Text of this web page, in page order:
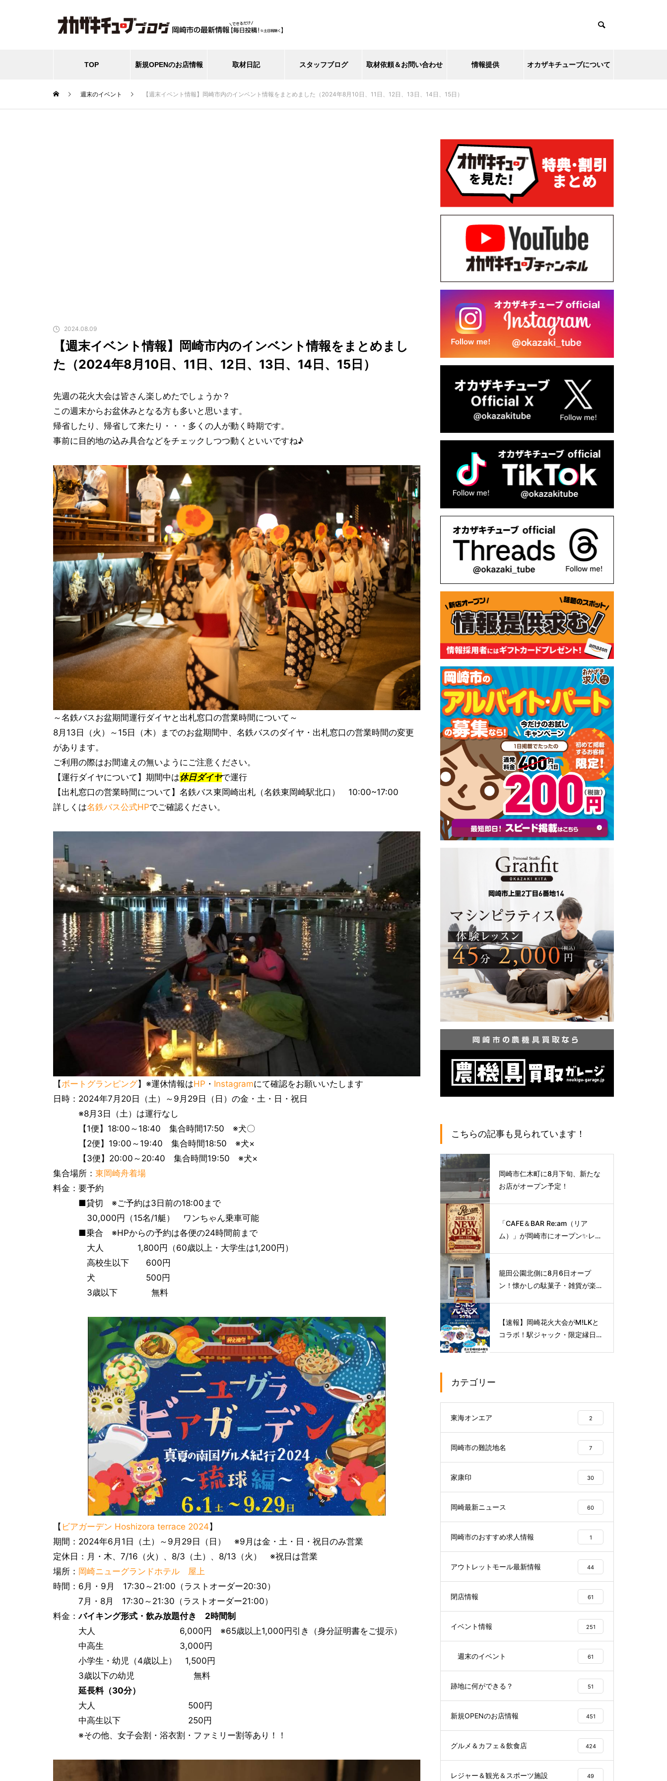
TOP 新規OPENのお店情報 取材日記 スタッフブログ 取材依頼＆お問い合わせ 情報提供 オカザキチューブについて
週末のイベント 【週末イベント情報】岡崎市内のインベント情報をまとめました（2024年8月10日、11日、12日、13日、14日、15日）
2024.08.09
【週末イベント情報】岡崎市内のインベント情報をまとめまし
た（2024年8月10日、11日、12日、13日、14日、15日）
先週の花火大会は皆さん楽しめたでしょうか？
この週末からお盆休みとなる方も多いと思います。
帰省したり、帰省して来たり・・・多くの人が動く時期です。
事前に目的地の込み具合などをチェックしつつ動くといいですね♪
～名鉄バスお盆期間運行ダイヤと出札窓口の営業時間について～
8月13日（火）～15日（木）までのお盆期間中、名鉄バスのダイヤ・出札窓口の営業時間の変更
があります。
ご利用の際はお間違えの無いようにご注意ください。
【運行ダイヤについて】期間中は休日ダイヤで運行
【出札窓口の営業時間について】名鉄バス東岡崎出札（名鉄東岡崎駅北口） 10:00~17:00
詳しくは名鉄バス公式HPでご確認ください。
【ボートグランピング】※運休情報はHP ・ Instagramにて確認をお願いいたします
日時：2024年7月20日（土）～9月29日（日）の金・土・日・祝日
※8月3日（土）は運行なし
【1便】18:00～18:40 集合時間17:50 ※犬〇
【2便】19:00～19:40 集合時間18:50 ※犬×
【3便】20:00～20:40 集合時間19:50 ※犬×
集合場所： 東岡崎舟着場
料金：要予約
■貸切 ※ご予約は3日前の18:00まで
30,000円（15名/1艇） ワンちゃん乗車可能
■乗合 ※HPからの予約は各便の24時間前まで
大人 1,800円（60歳以上・大学生は1,200円）
高校生以下 600円
犬 500円
3歳以下 無料
【 ビアガーデン Hoshizora terrace 2024 】
期間：2024年6月1日（土）～9月29日（日） ※9月は金・土・日・祝日のみ営業
定休日：月・木、7/16（火）、8/3（土）、8/13（火） ※祝日は営業
場所： 岡崎ニューグランドホテル 屋上
時間：6月・9月 17:30～21:00（ラストオーダー20:30）
7月・8月 17:30～21:30（ラストオーダー21:00）
料金：バイキング形式・飲み放題付き 2時間制
大人 6,000円 ※65歳以上1,000円引き（身分証明書をご提示）
中高生 3,000円
小学生・幼児（4歳以上） 1,500円
3歳以下の幼児 無料
延長料（30分）
大人 500円
中高生以下 250円
※その他、女子会割・浴衣割・ファミリー割等あり！！
こちらの記事も見られています！
岡崎市仁木町に8月下旬、新たな
お店がオープン予定！
「CAFE＆BAR Re:am（リア
ム）」が岡崎市にオープン✨レト
籠田公園北側に8月6日オープ
ン！懐かしの駄菓子・雑貨が楽し
【速報】岡崎花火大会がM!LKと
コラボ！駅ジャック・限定縁日な
カテゴリー
東海オンエア 2
岡崎市の難読地名 7
家康印 30
岡崎最新ニュース 60
岡崎市のおすすめ求人情報 1
アウトレットモール最新情報 44
閉店情報 61
イベント情報 251
週末のイベント 61
跡地に何ができる？ 51
新規OPENのお店情報 451
グルメ＆カフェ＆飲食店 424
レジャー＆観光＆スポーツ施設 49